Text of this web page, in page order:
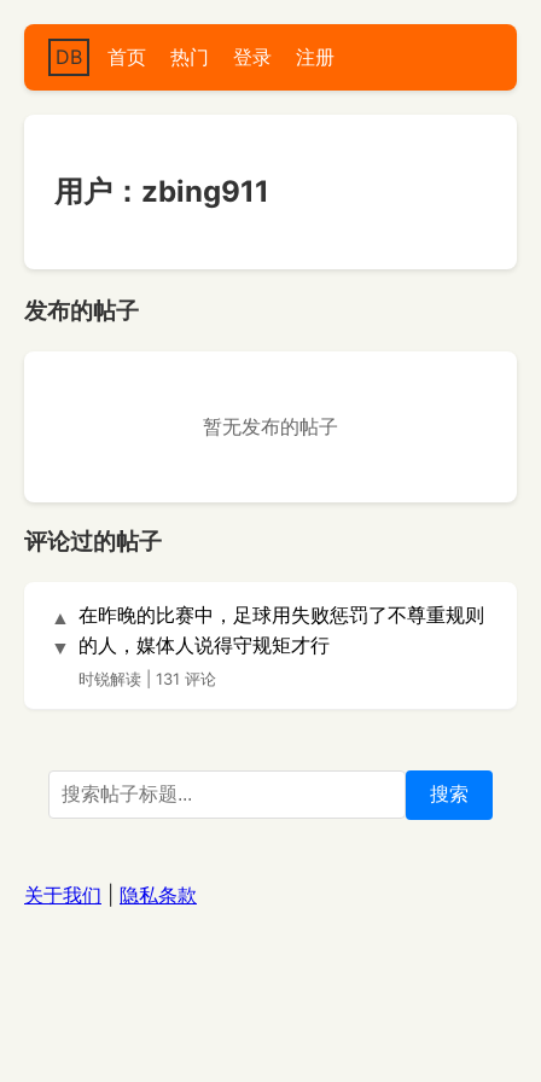
DB 首页 热门 登录 注册
用户：zbing911
发布的帖子
暂无发布的帖子
评论过的帖子
▲
▼
在昨晚的比赛中，足球用失败惩罚了不尊重规则
的人，媒体人说得守规矩才行
时锐解读 131 评论
搜索
关于我们 隐私条款